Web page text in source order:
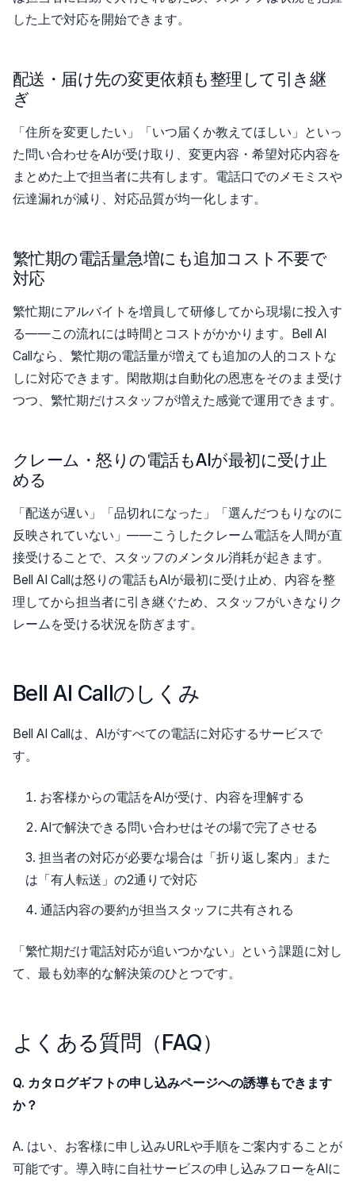
した上で対応を開始できます。
配送・届け先の変更依頼も整理して引き継
ぎ
「住所を変更したい」「いつ届くか教えてほしい」といっ
た問い合わせをAIが受け取り、変更内容・希望対応内容を
まとめた上で担当者に共有します。電話口でのメモミスや
伝達漏れが減り、対応品質が均一化します。
繁忙期の電話量急増にも追加コスト不要で
対応
繁忙期にアルバイトを増員して研修してから現場に投入す
る——この流れには時間とコストがかかります。Bell AI
Callなら、繁忙期の電話量が増えても追加の人的コストな
しに対応できます。閑散期は自動化の恩恵をそのまま受け
つつ、繁忙期だけスタッフが増えた感覚で運用できます。
クレーム・怒りの電話もAIが最初に受け止
める
「配送が遅い」「品切れになった」「選んだつもりなのに
反映されていない」——こうしたクレーム電話を人間が直
接受けることで、スタッフのメンタル消耗が起きます。
Bell AI Callは怒りの電話もAIが最初に受け止め、内容を整
理してから担当者に引き継ぐため、スタッフがいきなりク
レームを受ける状況を防ぎます。
Bell AI Callのしくみ
Bell AI Callは、AIがすべての電話に対応するサービスで
す。
お客様からの電話をAIが受け、内容を理解する
AIで解決できる問い合わせはその場で完了させる
担当者の対応が必要な場合は「折り返し案内」また
は「有人転送」の2通りで対応
通話内容の要約が担当スタッフに共有される
「繁忙期だけ電話対応が追いつかない」という課題に対し
て、最も効率的な解決策のひとつです。
よくある質問（FAQ）
Q. カタログギフトの申し込みページへの誘導もできます
か？
A. はい、お客様に申し込みURLや手順をご案内することが
可能です。導入時に自社サービスの申し込みフローをAIに